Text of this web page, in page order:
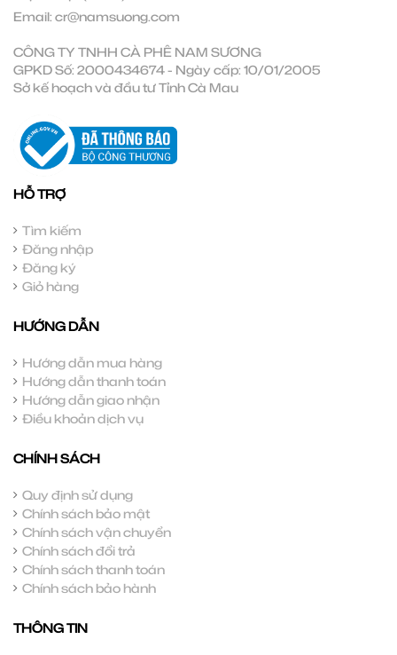
Email: cr@namsuong.com
CÔNG TY TNHH CÀ PHÊ NAM SƯƠNG
GPKD Số: 2000434674 - Ngày cấp: 10/01/2005
Sở kế hoạch và đầu tư Tỉnh Cà Mau
HỖ TRỢ
Tìm kiếm
Đăng nhập
Đăng ký
Giỏ hàng
HƯỚNG DẪN
Hướng dẫn mua hàng
Hướng dẫn thanh toán
Hướng dẫn giao nhận
Điều khoản dịch vụ
CHÍNH SÁCH
Quy định sử dụng
Chính sách bảo mật
Chính sách vận chuyển
Chính sách đổi trả
Chính sách thanh toán
Chính sách bảo hành
THÔNG TIN